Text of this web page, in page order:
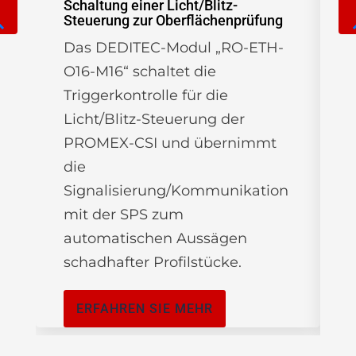
Schaltung einer Licht/Blitz-
Steuerung zur Oberflächenprüfung
Das DEDITEC-Modul „RO-ETH-
O16-M16“ schaltet die
Triggerkontrolle für die
Licht/Blitz-Steuerung der
PROMEX-CSI und übernimmt
die
Signalisierung/Kommunikation
mit der SPS zum
automatischen Aussägen
schadhafter Profilstücke.
ERFAHREN SIE MEHR